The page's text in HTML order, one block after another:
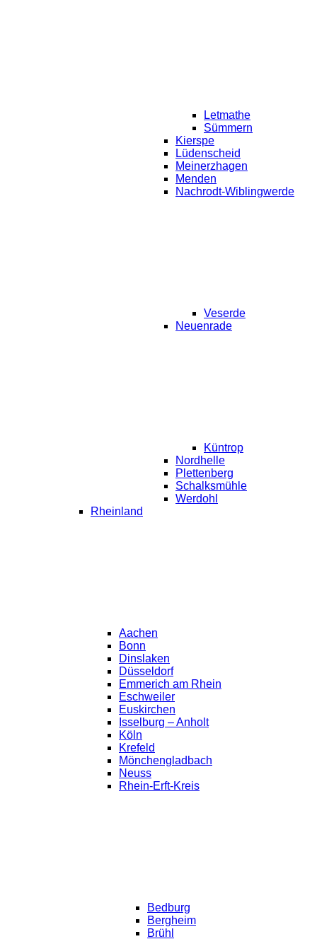
Letmathe
Sümmern
Kierspe
Lüdenscheid
Meinerzhagen
Menden
Nachrodt-Wiblingwerde
Veserde
Neuenrade
Küntrop
Nordhelle
Plettenberg
Schalksmühle
Werdohl
Rheinland
Aachen
Bonn
Dinslaken
Düsseldorf
Emmerich am Rhein
Eschweiler
Euskirchen
Isselburg – Anholt
Köln
Krefeld
Mönchengladbach
Neuss
Rhein-Erft-Kreis
Bedburg
Bergheim
Brühl